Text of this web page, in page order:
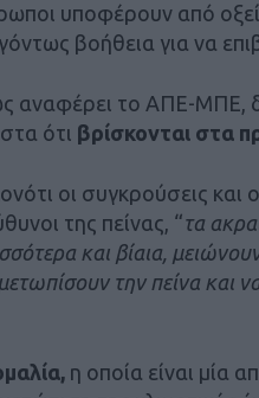
υποφέρουν από
βοήθεια για να
αναφέρει το ΑΠΕ-ΜΠΕ,
ότι βρίσκονται στα
οι συγκρούσεις και
της πείνας, “τα
και βίαια,
την πείνα και
η οποία είναι μία